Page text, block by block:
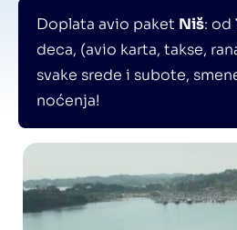
Doplata avio paket Niš: od
deca, (avio karta, takse,
svake srede i subote,
noćenja!